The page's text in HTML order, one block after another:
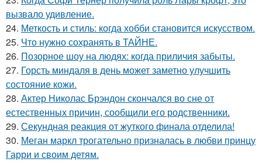
вызвало удивление.
24. Меткость и стиль: когда хобби становится искусством.
25. Что нужно сохранять в ТАЙНЕ.
26. Позорное шоу на людях: когда приличия забыты.
27. Горсть миндаля в день может заметно улучшить
состояние кожи.
28. Актер Николас Брэндон скончался во сне от
естественных причин, сообщили его родственники.
29. Секундная реакция от жуткого финала отделила!
30. Меган маркл трогательно призналась в любви принцу
Гарри и своим детям.